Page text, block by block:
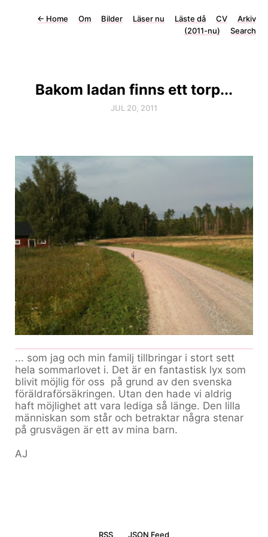
← Home Om Bilder Läser nu Läste då CV
Arkiv
(2011-nu)
Search
Bakom ladan finns ett torp...
JUL 20, 2011
... som jag och min familj tillbringar i stort sett
hela sommarlovet i. Det är en fantastisk lyx som
blivit möjlig för oss på grund av den svenska
föräldraförsäkringen. Utan den hade vi aldrig
haft möjlighet att vara lediga så länge. Den lilla
människan som står och betraktar några stenar
på grusvägen är ett av mina barn.
AJ
RSS JSON Feed